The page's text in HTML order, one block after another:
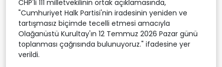
CHP'li 111 milletvekilinin ortak açıklamasında,
"Cumhuriyet Halk Partisi'nin iradesinin yeniden ve
tartışmasız biçimde tecelli etmesi amacıyla
Olağanüstü Kurultay'ın 12 Temmuz 2026 Pazar günü
toplanması çağrısında bulunuyoruz." ifadesine yer
verildi.